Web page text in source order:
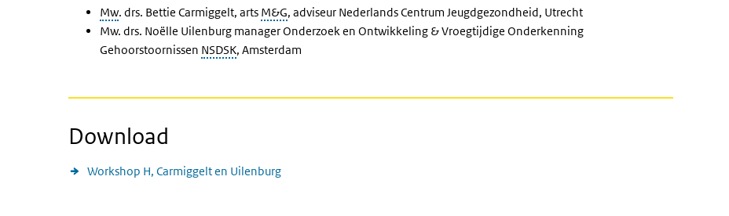
Mw. drs. Bettie Carmiggelt, arts M&G, adviseur Nederlands Centrum Jeugdgezondheid, Utrecht
Mw. drs. Noëlle Uilenburg manager Onderzoek en Ontwikkeling & Vroegtijdige Onderkenning
Gehoorstoornissen NSDSK, Amsterdam
Download
Workshop H, Carmiggelt en Uilenburg